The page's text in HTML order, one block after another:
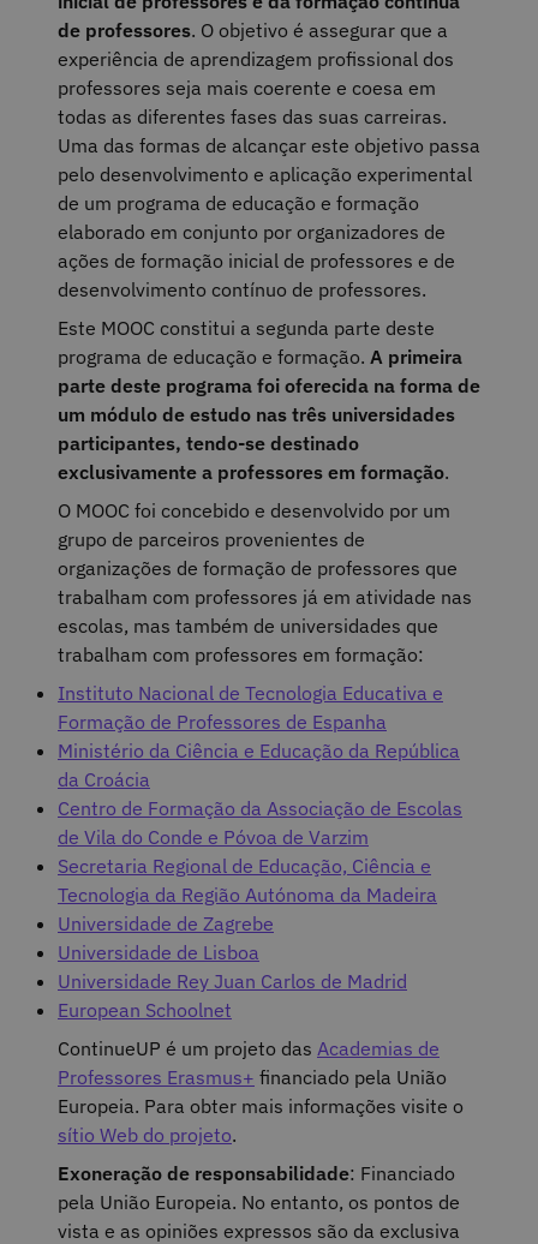
de professores. O objetivo é assegurar que a
experiência de aprendizagem profissional dos
professores seja mais coerente e coesa em
todas as diferentes fases das suas carreiras.
Uma das formas de alcançar este objetivo passa
pelo desenvolvimento e aplicação experimental
de um programa de educação e formação
elaborado em conjunto por organizadores de
ações de formação inicial de professores e de
desenvolvimento contínuo de professores.
Este MOOC constitui a segunda parte deste
programa de educação e formação. A primeira
parte deste programa foi oferecida na forma de
um módulo de estudo nas três universidades
participantes, tendo-se destinado
exclusivamente a professores em formação.
O MOOC foi concebido e desenvolvido por um
grupo de parceiros provenientes de
organizações de formação de professores que
trabalham com professores já em atividade nas
escolas, mas também de universidades que
trabalham com professores em formação:
Instituto Nacional de Tecnologia Educativa e
Formação de Professores de Espanha
Ministério da Ciência e Educação da República
da Croácia
Centro de Formação da Associação de Escolas
de Vila do Conde e Póvoa de Varzim
Secretaria Regional de Educação, Ciência e
Tecnologia da Região Autónoma da Madeira
Universidade de Zagrebe
Universidade de Lisboa
Universidade Rey Juan Carlos de Madrid
European Schoolnet
ContinueUP é um projeto das Academias de
Professores Erasmus+ financiado pela União
Europeia. Para obter mais informações visite o
sítio Web do projeto.
Exoneração de responsabilidade: Financiado
pela União Europeia. No entanto, os pontos de
vista e as opiniões expressos são da exclusiva